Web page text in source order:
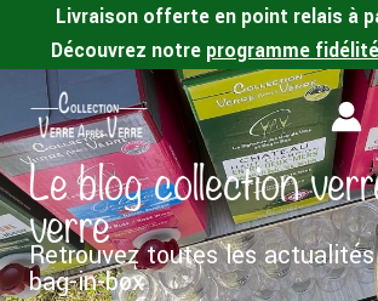
contenu
Livraison offerte en point relais à
Découvrez notre programme
Le blog collection
verre
Retrouvez toutes les
bag-in-box